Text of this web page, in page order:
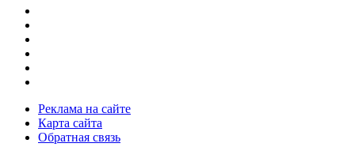
Реклама на сайте
Карта сайта
Обратная связь